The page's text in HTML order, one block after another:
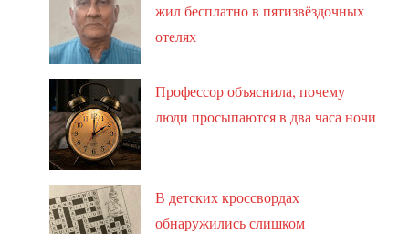
жил бесплатно в пятизвёздочных
отелях
Профессор объяснила, почему
люди просыпаются в два часа ночи
В детских кроссвордах
обнаружились слишком